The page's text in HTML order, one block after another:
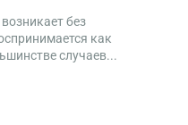
без
как
случаев...